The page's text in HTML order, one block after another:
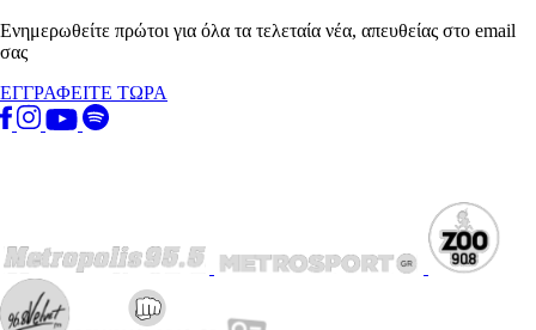
Ενημερωθείτε πρώτοι για όλα τα τελεταία νέα, απευθείας στο email
σας
ΕΓΓΡΑΦΕΙΤΕ ΤΩΡΑ